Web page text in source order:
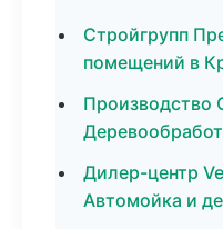
Стройгрупп
помещений в
Производство
Дилер-центр
Автомойка и